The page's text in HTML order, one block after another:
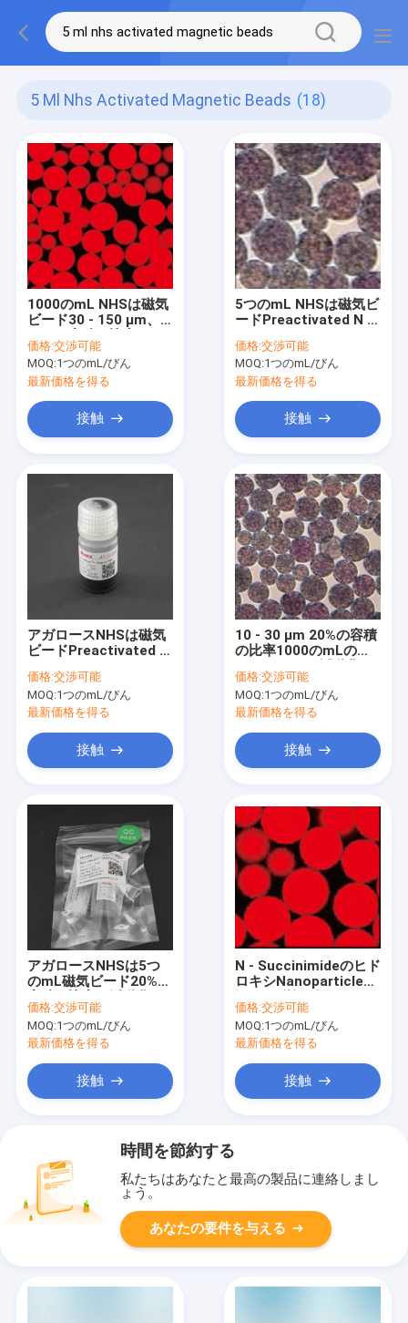
5 Ml Nhs Activated Magnetic Beads (18)
1000のmL NHSは磁気
ビード30 - 150 μm、
活動化させた
価格:交渉可能
MOQ:1つのmL/びん
最新価格を得る
接触
5つのmL NHSは磁気ビ
ードPreactivated N -
キシNanoparticle --を
活動化させた
価格:交渉可能
MOQ:1つのmL/びん
最新価格を得る
接触
アガロースNHSは磁気
ビードPreactivated N
キシNanoparticle --を
活動化させた
価格:交渉可能
MOQ:1つのmL/びん
最新価格を得る
接触
10 - 30 μm 20%の容積
の比率1000のmLの
せる磁気ビード
価格:交渉可能
MOQ:1つのmL/びん
最新価格を得る
接触
アガロースNHSは5つ
のmL磁気ビード20%の
せた
価格:交渉可能
MOQ:1つのmL/びん
最新価格を得る
接触
N - Succinimideのヒド
ロキシNanoparticle
150をμm 1つのmL活
動化させた
価格:交渉可能
MOQ:1つのmL/びん
最新価格を得る
接触
時間を節約する
私たちはあなたと最高の製品に連絡しまし
ょう。
あなたの要件を与える